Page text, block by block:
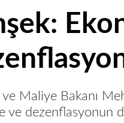
Maliye Bakanı
ve dezenflasyonun